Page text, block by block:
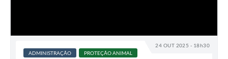
24 OUT 2025 - 18h30
ADMINISTRAÇÃO PROTEÇÃO ANIMAL